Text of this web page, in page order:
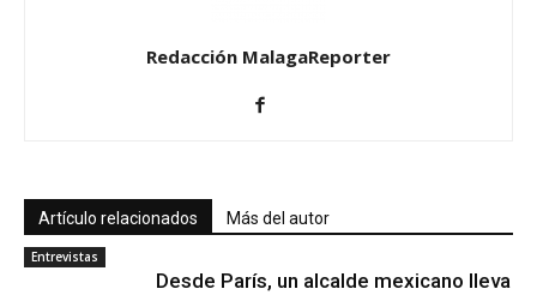
Redacción MalagaReporter
Artículo relacionados Más del autor
Entrevistas
Desde París, un alcalde mexicano lleva